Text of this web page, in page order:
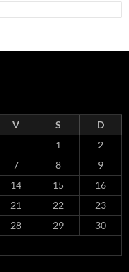
V S
D
1
2
7 8
9
14 15
16
21 22
23
28 29
30